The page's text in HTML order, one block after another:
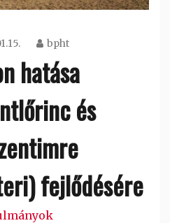
bpht
hatása
és
fejlődésére